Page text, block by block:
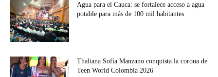
Agua para el Cauca: se fortalece acceso a agua
potable para más de 100 mil habitantes
Thaliana Sofía Manzano conquista la corona de
Teen World Colombia 2026